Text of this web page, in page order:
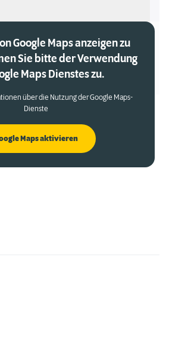
Google Maps anzeigen zu
Sie bitte der Verwendung
Maps Dienstes zu.
über die Nutzung der Google Maps-
Dienste
Maps aktivieren